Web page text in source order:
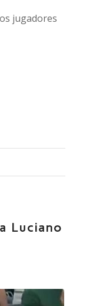
jugadores
Luciano